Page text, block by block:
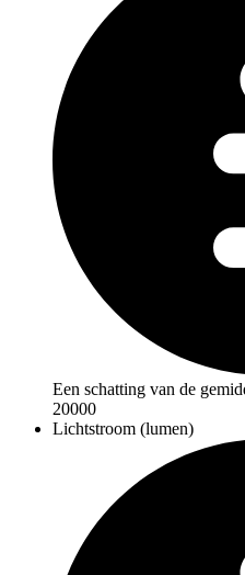
Een schatting van de
20000
Lichtstroom (lumen)